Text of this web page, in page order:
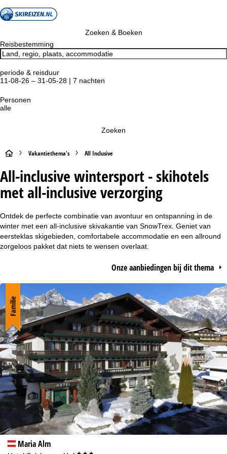
Zoeken & Boeken
Reisbestemming
periode & reisduur
11-08-26 – 31-05-28 | 7 nachten
Personen
alle
Zoeken
S
t
a
r
t
g
i
n
a
Vakantiethema's All Inclusive
All-inclusive wintersport - skihotels
met all-inclusive verzorging
Ontdek de perfecte combinatie van avontuur en ontspanning in de
winter met een all-inclusive skivakantie van SnowTrex. Geniet van
eersteklas skigebieden, comfortabele accommodatie en een allround
zorgeloos pakket dat niets te wensen overlaat.
Onze aanbiedingen bij dit thema
Maria Alm
Familie